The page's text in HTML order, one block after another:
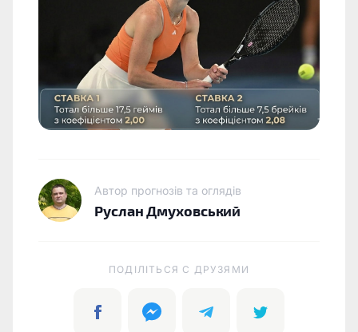
Автор прогнозів та оглядів
Руслан Дмуховський
ПОДІЛІТЬСЯ C ДРУЗЯМИ